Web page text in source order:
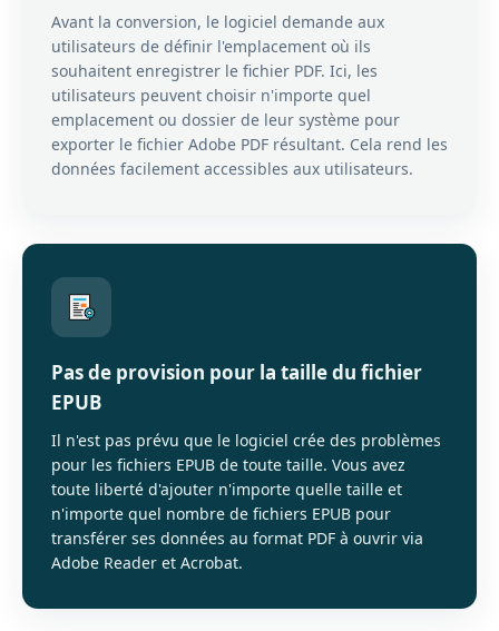
Avant la conversion, le logiciel demande aux
utilisateurs de définir l'emplacement où ils
souhaitent enregistrer le fichier PDF. Ici, les
utilisateurs peuvent choisir n'importe quel
emplacement ou dossier de leur système pour
exporter le fichier Adobe PDF résultant. Cela rend les
données facilement accessibles aux utilisateurs.
Pas de provision pour la taille du fichier
EPUB
Il n'est pas prévu que le logiciel crée des problèmes
pour les fichiers EPUB de toute taille. Vous avez
toute liberté d'ajouter n'importe quelle taille et
n'importe quel nombre de fichiers EPUB pour
transférer ses données au format PDF à ouvrir via
Adobe Reader et Acrobat.